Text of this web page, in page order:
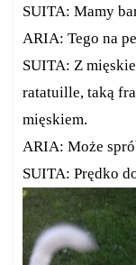
SUITA: Mamy
ARIA: Tego na
SUITA: Z
ratatuille, taką
mięskiem.
ARIA: Może
SUITA: Prędko